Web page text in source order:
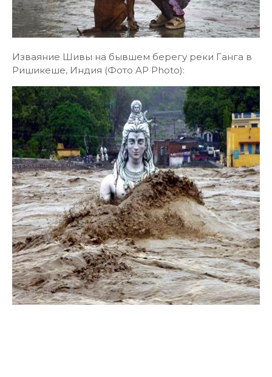
Изваяние Шивы на бывшем берегу реки Ганга в
Ришикеше, Индия (Фото AP Photo):